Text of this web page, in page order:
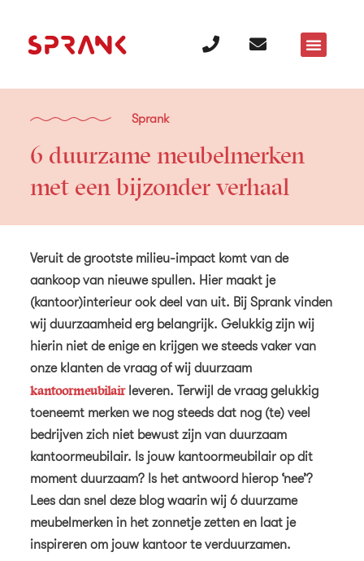
Sprank
6 duurzame meubelmerken
met een bijzonder verhaal
Veruit de grootste milieu-impact komt van de
aankoop van nieuwe spullen. Hier maakt je
(kantoor)interieur ook deel van uit. Bij Sprank vinden
wij duurzaamheid erg belangrijk. Gelukkig zijn wij
hierin niet de enige en krijgen we steeds vaker van
onze klanten de vraag of wij duurzaam
kantoormeubilairleveren. Terwijl de vraag gelukkig
toeneemt merken we nog steeds dat nog (te) veel
bedrijven zich niet bewust zijn van duurzaam
kantoormeubilair. Is jouw kantoormeubilair op dit
moment duurzaam? Is het antwoord hierop ‘nee’?
Lees dan snel deze blog waarin wij 6 duurzame
meubelmerken in het zonnetje zetten en laat je
inspireren om jouw kantoor te verduurzamen.